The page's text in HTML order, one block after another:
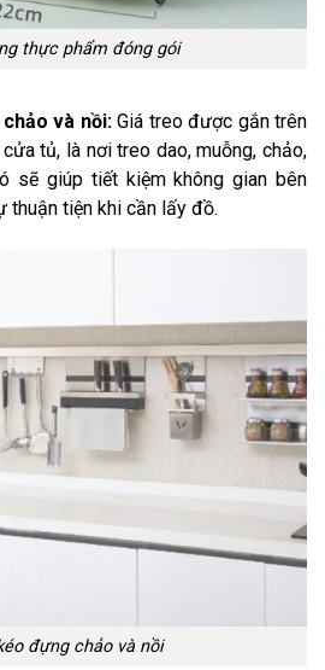
thực phẩm đóng gói
và nồi:Giá treo được gắn trên
tủ, là nơi treo dao, muỗng, chảo,
sẽ giúp tiết kiệm không gian bên
thuận tiện khi cần lấy đồ.
đựng chảo và nồi